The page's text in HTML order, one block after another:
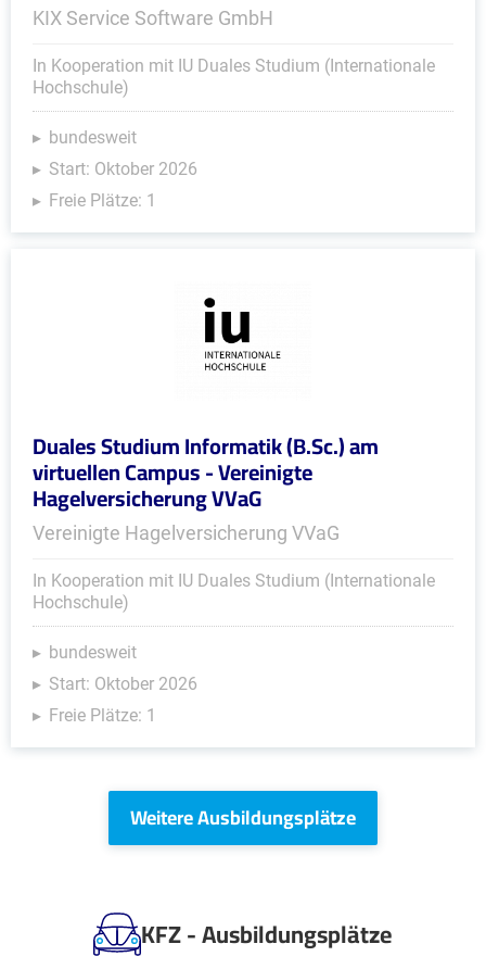
KIX Service Software GmbH
In Kooperation mit IU Duales Studium (Internationale
Hochschule)
bundesweit
Start: Oktober 2026
Freie Plätze: 1
Duales Studium Informatik (B.Sc.) am
virtuellen Campus - Vereinigte
Hagelversicherung VVaG
Vereinigte Hagelversicherung VVaG
In Kooperation mit IU Duales Studium (Internationale
Hochschule)
bundesweit
Start: Oktober 2026
Freie Plätze: 1
Weitere Ausbildungsplätze
KFZ - Ausbildungsplätze